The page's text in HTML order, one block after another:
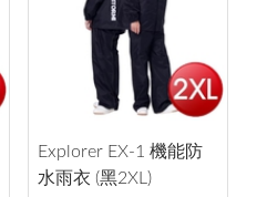
Explorer EX-1 機能防
水雨衣 (黑2XL)